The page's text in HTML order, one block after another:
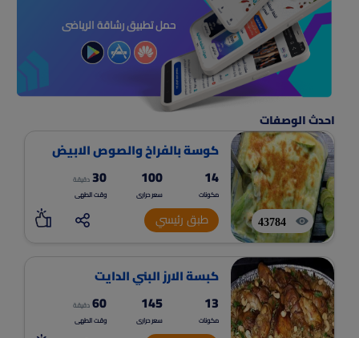
حمل تطبيق رشاقة الرياضى
احدث الوصفات
43784
كوسة بالفراخ والصوص الابيض
14
مكونات
100
سعر حرارى
30 دقيقة
وقت الطهى
طبق رئيسي
كبسة الارز البني الدايت
13
مكونات
145
سعر حرارى
60 دقيقة
وقت الطهى